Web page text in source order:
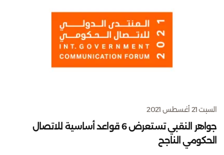
السبت 21 أغسطس 2021
جواهر النقبي تستعرض 6 قواعد أساسية للاتصال
الحكومي الناجح